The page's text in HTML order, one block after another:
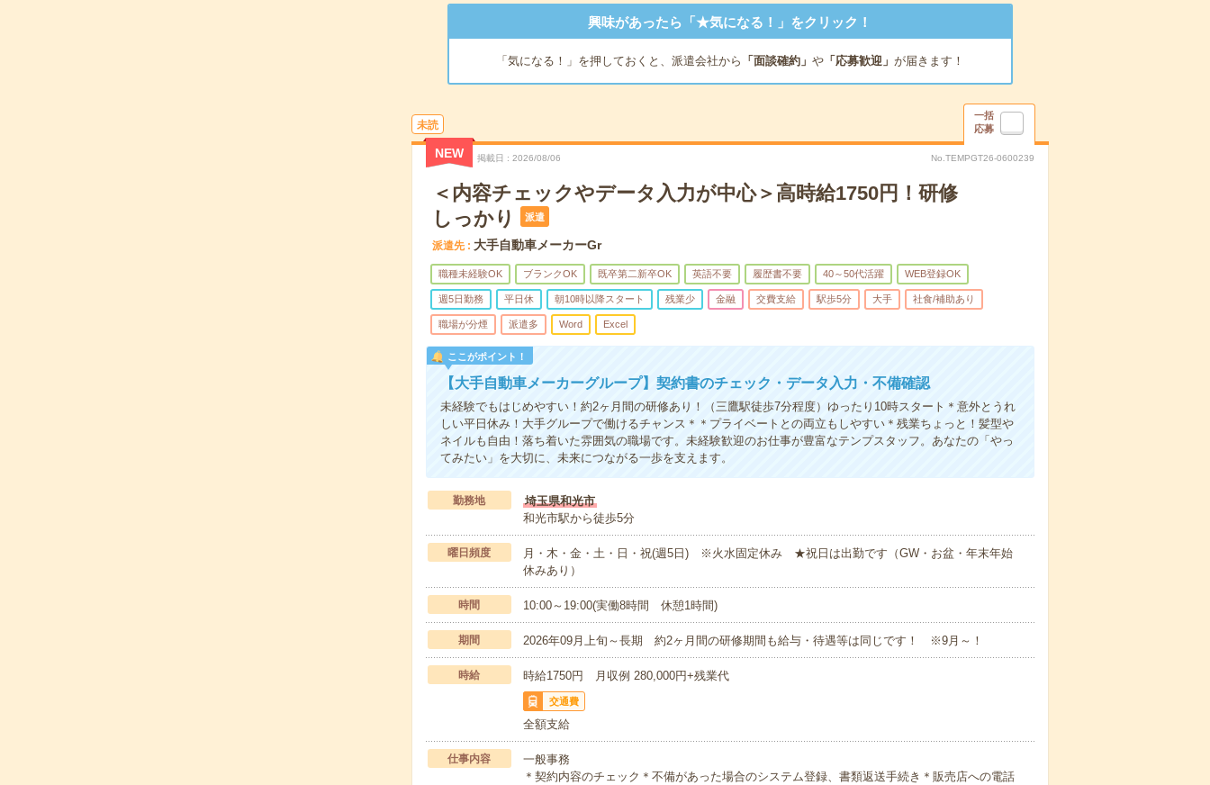
興味があったら「★気になる！」をクリック！
「気になる！」を押しておくと、派遣会社から 「面談確約」 や「応募歓迎」 が届きます！
未読
一括
応募
NEW 掲載日 2026/08/06 No.TEMPGT26-0600239
＜内容チェックやデータ入力が中心＞高時給1750円！研修
しっかり
派遣
派遣先 大手自動車メーカーGr
職種未経験OK ブランクOK 既卒第二新卒OK 英語不要 履歴書不要 40～50代活躍 WEB登録OK
週5日勤務 平日休 朝10時以降スタート 残業少 金融 交費支給 駅歩5分 大手 社食/補助あり
職場が分煙 派遣多 Word Excel
ここがポイント！
【大手自動車メーカーグループ】契約書のチェック・データ入力・不備確認
未経験でもはじめやすい！約2ヶ月間の研修あり！（三鷹駅徒歩7分程度）ゆったり10時スタート＊意外とうれ
しい平日休み！大手グループで働けるチャンス＊＊プライベートとの両立もしやすい＊残業ちょっと！髪型や
ネイルも自由！落ち着いた雰囲気の職場です。未経験歓迎のお仕事が豊富なテンプスタッフ。あなたの「やっ
てみたい」を大切に、未来につながる一歩を支えます。
勤務地
埼玉県和光市
和光市駅から徒歩5分
曜日頻度
月・木・金・土・日・祝(週5日) ※火水固定休み ★祝日は出勤です（GW・お盆・年末年始
休みあり）
時間 10:00～19:00(実働8時間 休憩1時間)
期間 2026年09月上旬～長期 約2ヶ月間の研修期間も給与・待遇等は同じです！ ※9月～！
時給 時給1750円 月収例 280,000円+残業代
交通費
全額支給
仕事内容
一般事務
＊契約内容のチェック＊不備があった場合のシステム登録、書類返送手続き＊販売店への電話